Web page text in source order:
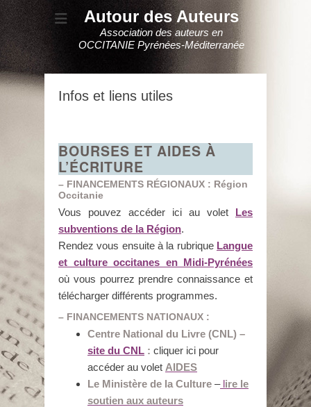
Autour des Auteurs
Association des auteurs en
OCCITANIE Pyrénées-Méditerranée
Infos et liens utiles
BOURSES ET AIDES À
L’ÉCRITURE
– FINANCEMENTS RÉGIONAUX : Région
Occitanie
Vous pouvez accéder ici au volet Les
subventions de la Région.
Rendez vous ensuite à la rubrique Langue
et culture occitanes en Midi-Pyrénées
où vous pourrez prendre connaissance et
télécharger différents programmes.
– FINANCEMENTS NATIONAUX :
Centre National du Livre (CNL) –
site du CNL : cliquer ici pour
accéder au volet AIDES
Le Ministère de la Culture –lire le
soutien aux auteurs